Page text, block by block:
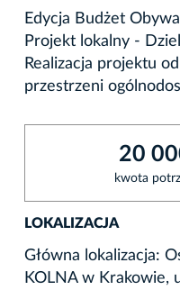
Edycja Budżet
Projekt lokalny -
Realizacja projektu
przestrzeni
20
kwota
LOKALIZACJA
Główna lokalizacja:
KOLNA w Krakowie,